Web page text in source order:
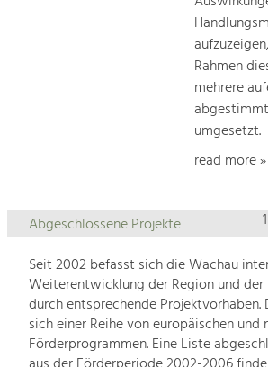
Rahmen
mehrere
umgesetzt.
read more »
1
Abgeschlossene Projekte
Seit 2002 befasst sich die Wachau
Weiterentwicklung der Region und
durch entsprechende
sich einer Reihe von europäischen und
Förderprogrammen. Eine Liste